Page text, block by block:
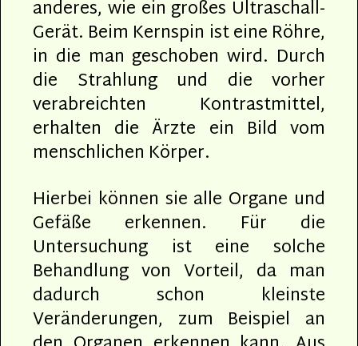
anderes, wie ein großes Ultraschall-
Gerät. Beim Kernspin ist eine Röhre,
in die man geschoben wird. Durch
die Strahlung und die vorher
verabreichten Kontrastmittel,
erhalten die Ärzte ein Bild vom
menschlichen Körper.
Hierbei können sie alle Organe und
Gefäße erkennen. Für die
Untersuchung ist eine solche
Behandlung von Vorteil, da man
dadurch schon kleinste
Veränderungen, zum Beispiel an